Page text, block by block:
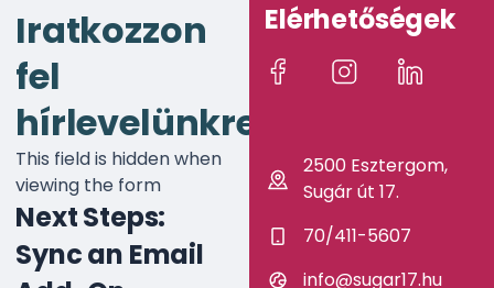
Iratkozzon
fel
hírlevelünkre!
This field is hidden when
viewing the form
Next Steps:
Sync an Email
Elérhetőségek
2500 Esztergom,
Sugár út 17.
70/411-5607
info@sugar17.hu